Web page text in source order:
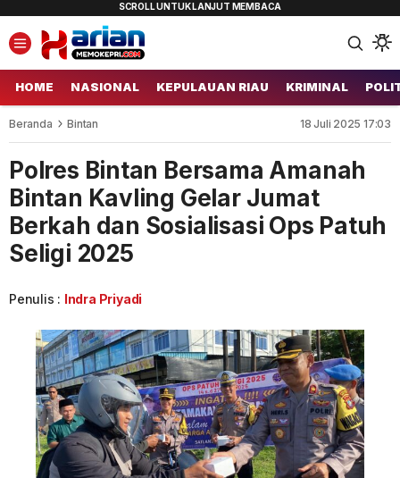
HOME NASIONAL KEPULAUAN RIAU KRIMINAL
Beranda Bintan 18 Juli 2025 17:03
Polres Bintan Bersama Amanah
Bintan Kavling Gelar Jumat
Berkah dan Sosialisasi Ops Patuh
Seligi 2025
Penulis : Indra Priyadi